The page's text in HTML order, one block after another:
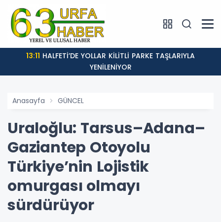
13:11
YENİLENİYOR
Anasayfa GÜNCEL
Uraloğlu: Tarsus–Adana–
Gaziantep Otoyolu
Türkiye’nin Lojistik
omurgası olmayı
sürdürüyor